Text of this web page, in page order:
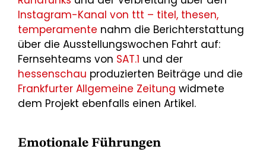
Instagram-Kanal von ttt – titel, thesen,
temperamente nahm die Berichterstattung
über die Ausstellungswochen Fahrt auf:
Fernsehteams von SAT.1 und der
hessenschau produzierten Beiträge und die
Frankfurter Allgemeine Zeitung widmete
dem Projekt ebenfalls einen Artikel.
Emotionale Führungen